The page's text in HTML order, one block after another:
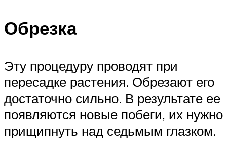
Обрезка
Эту процедуру проводят при
пересадке растения. Обрезают его
достаточно сильно. В результате ее
появляются новые побеги, их нужно
прищипнуть над седьмым глазком.